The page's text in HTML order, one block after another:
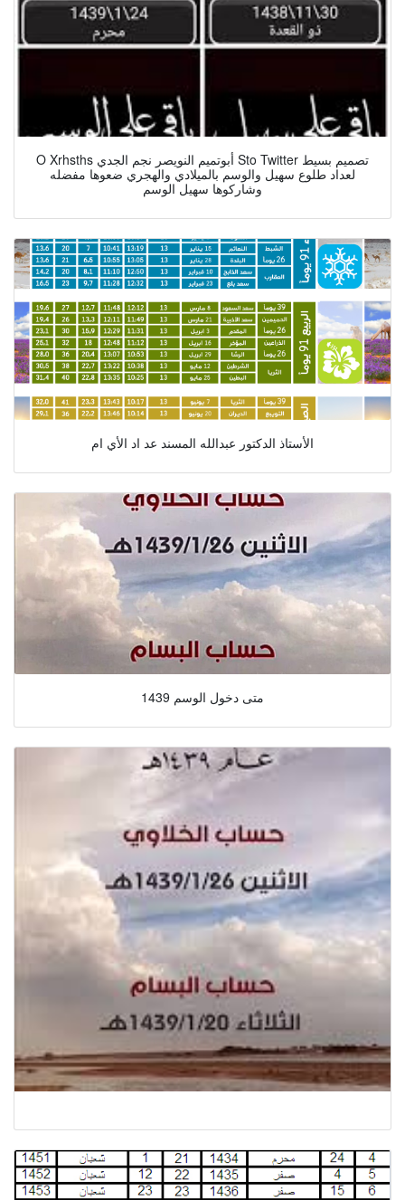
O Xrhsths أبوتميم النويصر نجم الجدي Sto Twitter تصميم بسيط
لعداد طلوع سهيل والوسم بالميلادي والهجري ضعوها مفضله
وشاركوها سهيل الوسم
الأستاذ الدكتور عبدالله المسند عد اد الأي ام
متى دخول الوسم 1439